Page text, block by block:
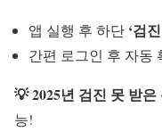
앱 실행 후 하단 ‘검진
간편 로그인 후 자동
💡 2025년 검진 못 받은
능!